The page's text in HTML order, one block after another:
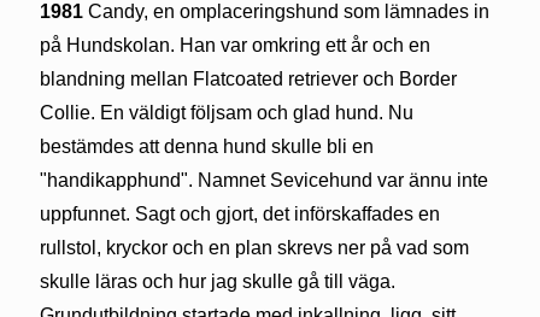
1981 Candy, en omplaceringshund som lämnades in
på Hundskolan. Han var omkring ett år och en
blandning mellan Flatcoated retriever och Border
Collie. En väldigt följsam och glad hund. Nu
bestämdes att denna hund skulle bli en
"handikapphund". Namnet Sevicehund var ännu inte
uppfunnet. Sagt och gjort, det införskaffades en
rullstol, kryckor och en plan skrevs ner på vad som
skulle läras och hur jag skulle gå till väga.